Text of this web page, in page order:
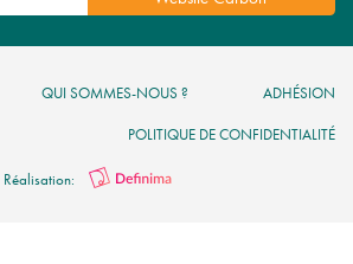
QUI SOMMES-NOUS ? ADHÉSION
POLITIQUE DE CONFIDENTIALITÉ
Réalisation: